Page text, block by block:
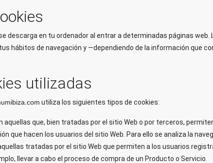
descarga en tu ordenador al entrar a determinadas páginas
hábitos de navegación y —dependiendo de la información que
utilizadas
utiliza los siguientes tipos de cookies:
aquellas que, bien tratadas por el sitio Web o por terceros,
que hacen los usuarios del sitio Web. Para ello se analiza la
tratadas por el sitio Web que permiten a los usuarios
llevar a cabo el proceso de compra de un Producto o Servicio.